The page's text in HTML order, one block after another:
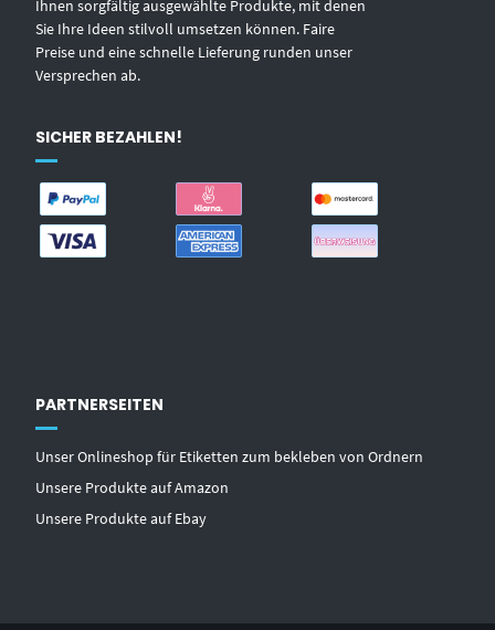
Ihnen sorgfältig ausgewählte Produkte, mit denen
Sie Ihre Ideen stilvoll umsetzen können. Faire
Preise und eine schnelle Lieferung runden unser
Versprechen ab.
SICHER BEZAHLEN!
PARTNERSEITEN
Unser Onlineshop für Etiketten zum bekleben von Ordnern
Unsere Produkte auf Amazon
Unsere Produkte auf Ebay